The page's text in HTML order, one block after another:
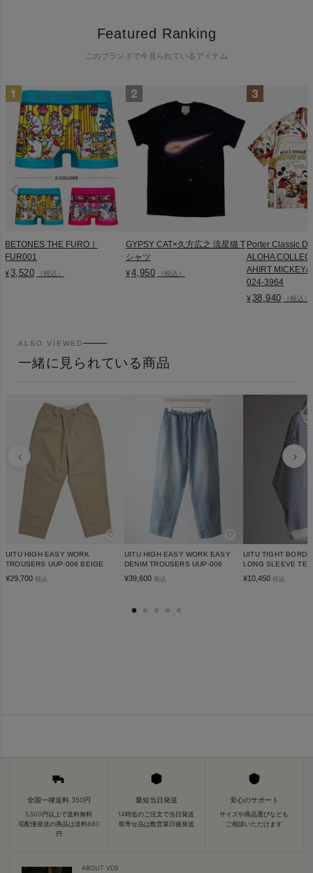
Featured Ranking
このブランドで今見られているアイテム
BETONES THE FURO｜
FUR001
¥ 3,520 （税込）
GYPSY CAT×久方広之 流星猫 T
シャツ
¥4,950 （税込）
Porter Classic
ALOHA
AHIRT MICKEY/
024-3964
¥ 38,940 （税込）
ALSO VIEWED
一緒に見られている商品
♡
UITU HIGH EASY WORK
TROUSERS UUP-006 BEIGE
¥29,700 税込
♡
UITU HIGH EASY WORK EASY
DENIM TROUSERS UUP-006
¥39,600 税込
UITU TIGHT
LONG SLEEVE
¥10,450 税込
全国一律送料 350円
5,500円以上で送料無料
宅配便発送の商品は送料880
円
最短当日発送
14時迄のご注文で当日発送
取寄せ品は数営業日後発送
安心のサポート
サイズや商品選びなども
ご相談いただけます
ABOUT VDS